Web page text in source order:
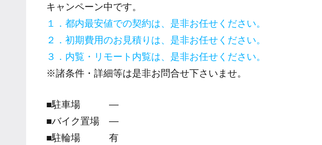
キャンペーン中です。
１．都内最安値での契約は、是非お任せください。
２．初期費用のお見積りは、是非お任せください。
３．内覧・リモート内覧は、是非お任せください。
※諸条件・詳細等は是非お問合せ下さいませ。
■駐車場 ―
■バイク置場 ―
■駐輪場 有